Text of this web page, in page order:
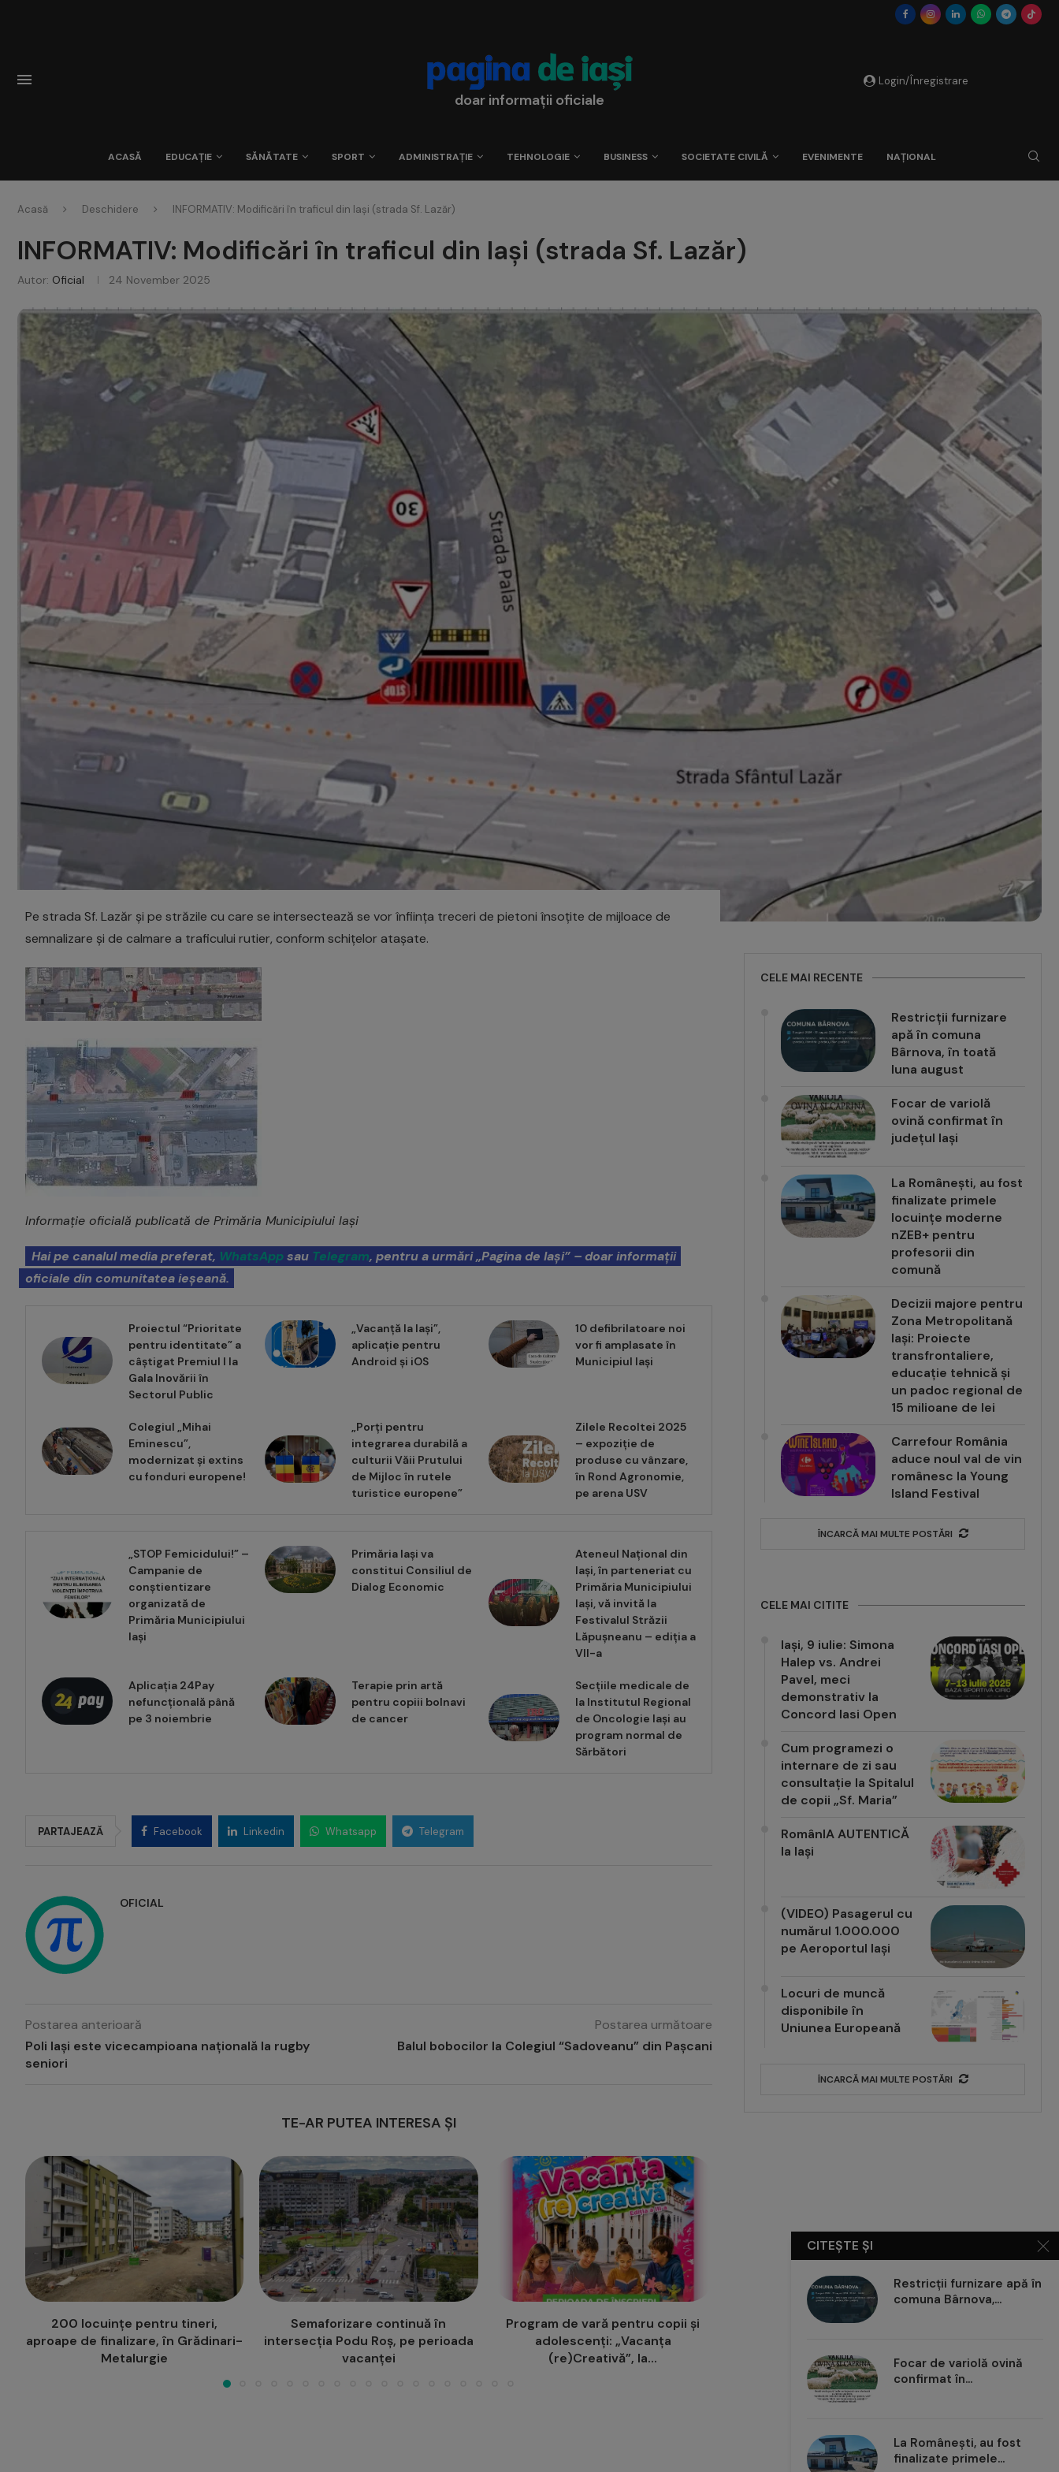
doar informații oficiale
Login/Înregistrare
ACASĂ EDUCAȚIE SĂNĂTATE SPORT ADMINISTRAȚIE TEHNOLOGIE BUSINESS SOCIETATE CIVILĂ EVENIMENTE NAȚIONAL
Acasă Deschidere INFORMATIV: Modificări în traficul din Iași (strada Sf. Lazăr)
INFORMATIV: Modificări în traficul din Iași (strada Sf. Lazăr)
Autor: Oficial 24 November 2025
Pe strada Sf. Lazăr și pe străzile cu care se intersectează se vor înființa treceri de pietoni însoțite de mijloace de
semnalizare și de calmare a traficului rutier, conform schițelor atașate.
Informație oficială publicată de Primăria Municipiului Iași
Hai pe canalul media preferat, WhatsAppsau Telegram, pentru a urmări „Pagina de Iași” – doar informații
oficiale din comunitatea ieșeană.
Proiectul “Prioritate
pentru identitate” a
câștigat Premiul I la
Gala Inovării în
Sectorul Public
„Vacanță la Iași”,
aplicație pentru
Android și iOS
10 defibrilatoare noi
vor fi amplasate în
Municipiul Iași
Colegiul „Mihai
Eminescu”,
modernizat și extins
cu fonduri europene!
„Porți pentru
integrarea durabilă a
culturii Văii Prutului
de Mijloc în rutele
turistice europene”
Zilele Recoltei 2025
– expoziție de
produse cu vânzare,
în Rond Agronomie,
pe arena USV
„STOP Femicidului!” –
Campanie de
conștientizare
organizată de
Primăria Municipiului
Iași
Primăria Iași va
constitui Consiliul de
Dialog Economic
Ateneul Național din
Iași, în parteneriat cu
Primăria Municipiului
Iași, vă invită la
Festivalul Străzii
Lăpușneanu – ediția a
VII-a
Aplicația 24Pay
nefuncțională până
pe 3 noiembrie
Terapie prin artă
pentru copiii bolnavi
de cancer
Secțiile medicale de
la Institutul Regional
de Oncologie Iași au
program normal de
Sărbători
PARTAJEAZĂ Facebook Linkedin Whatsapp Telegram
OFICIAL
Postarea anterioară
Poli Iași este vicecampioana națională la rugby
seniori
Postarea următoare
Balul bobocilor la Colegiul “Sadoveanu” din Pașcani
TE-AR PUTEA INTERESA ȘI
Semaforizare continuă în
intersecția Podu Roș, pe perioada
vacanței
Program de vară pentru copii și
adolescenți: „Vacanța
(re)Creativă”, la...
Primăria Iași pune pe masă 10,2
milioane lei nerambursabile
pentru...
Locuri de parcare scoase la
Galata...
CELE MAI RECENTE
Restricții furnizare
apă în comuna
Bârnova, în toată
luna august
Focar de variolă
ovină confirmat în
județul Iași
La Românești, au fost
finalizate primele
locuințe moderne
nZEB+ pentru
profesorii din
comună
Decizii majore pentru
Zona Metropolitană
Iași: Proiecte
transfrontaliere,
educație tehnică și
un padoc regional de
15 milioane de lei
Carrefour România
aduce noul val de vin
românesc la Young
Island Festival
ÎNCARCĂ MAI MULTE POSTĂRI
CELE MAI CITITE
Iași, 9 iulie: Simona
Halep vs. Andrei
Pavel, meci
demonstrativ la
Concord Iasi Open
Cum programezi o
internare de zi sau
consultație la Spitalul
de copii „Sf. Maria”
RomânIA AUTENTICĂ
la Iași
(VIDEO) Pasagerul cu
numărul 1.000.000
pe Aeroportul Iași
Locuri de muncă
disponibile în
Uniunea Europeană
ÎNCARCĂ MAI MULTE POSTĂRI
CITEȘTE ȘI
Restricții furnizare apă în
comuna Bârnova,...
Focar de variolă ovină
confirmat în...
La Românești, au fost
finalizate primele...